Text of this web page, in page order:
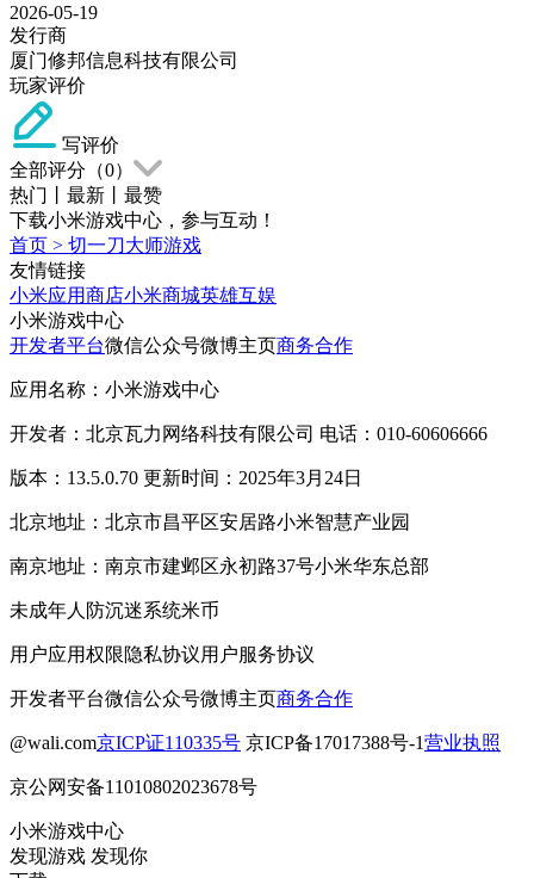
2026-05-19
发行商
厦门修邦信息科技有限公司
玩家评价
写评价
全部评分（0）
热门
最新
最赞
下载小米游戏中心，参与互动！
首页 > 切一刀大师游戏
友情链接
小米应用商店小米商城英雄互娱
小米游戏中心
开发者平台微信公众号微博主页商务合作
应用名称：小米游戏中心
开发者：北京瓦力网络科技有限公司 电话：010-60606666
版本：13.5.0.70 更新时间：2025年3月24日
北京地址：北京市昌平区安居路小米智慧产业园
南京地址：南京市建邺区永初路37号小米华东总部
未成年人防沉迷系统米币
用户应用权限隐私协议用户服务协议
开发者平台微信公众号微博主页商务合作
@wali.com京ICP证110335号 京ICP备17017388号-1营业执照
京公网安备11010802023678号
小米游戏中心
发现游戏 发现你